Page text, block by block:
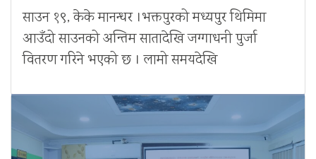
साउन १९, केके मानन्धर ।भक्तपुरको मध्यपुर थिमिमा
आउँदो साउनको अन्तिम सातादेखि जग्गाधनी पुर्जा
वितरण गरिने भएको छ । लामो समयदेखि